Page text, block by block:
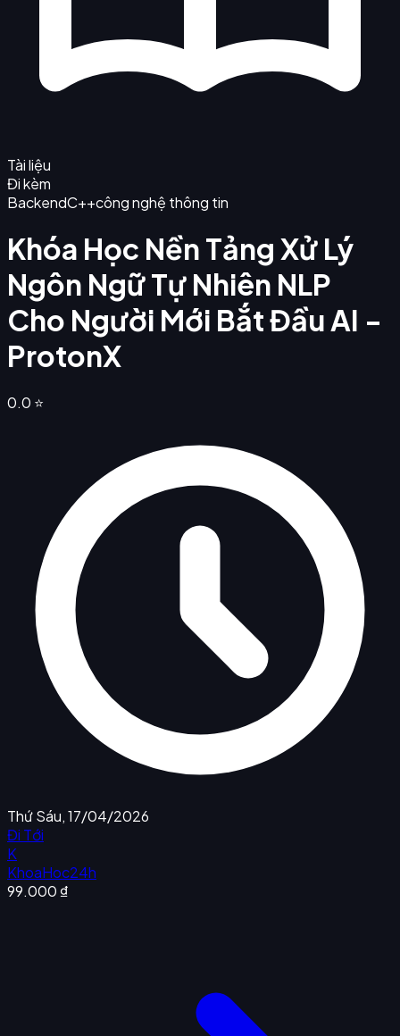
Tài liệu
Đi kèm
BackendC++công nghệ thông tin
Khóa Học Nền Tảng Xử Lý
Ngôn Ngữ Tự Nhiên NLP
Cho Người Mới Bắt Đầu AI -
ProtonX
0.0 ⭐
Thứ Sáu, 17/04/2026
Đi Tới
K
KhoaHoc24h
99.000 ₫